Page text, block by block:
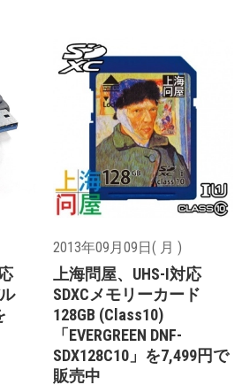
2013年09月09日( 月 )
上海問屋、UHS-I対応
SDXCメモリーカード
128GB (Class10)
「EVERGREEN DNF-
SDX128C10」を7,499円で
販売中